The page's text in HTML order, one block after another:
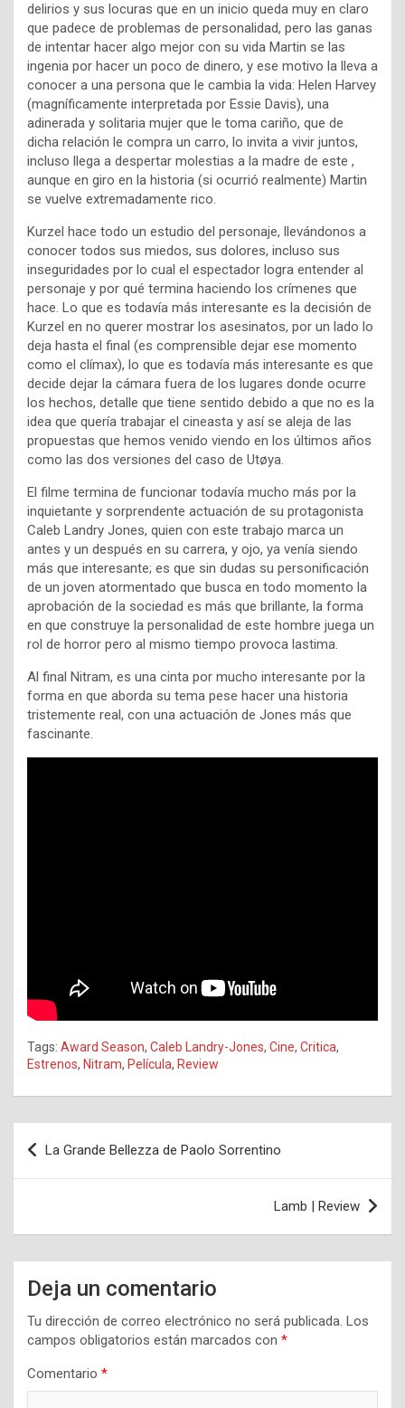
delirios y sus locuras que en un inicio queda muy en claro
que padece de problemas de personalidad, pero las ganas
de intentar hacer algo mejor con su vida Martin se las
ingenia por hacer un poco de dinero, y ese motivo la lleva a
conocer a una persona que le cambia la vida: Helen Harvey
(magníficamente interpretada por Essie Davis), una
adinerada y solitaria mujer que le toma cariño, que de
dicha relación le compra un carro, lo invita a vivir juntos,
incluso llega a despertar molestias a la madre de este ,
aunque en giro en la historia (si ocurrió realmente) Martin
se vuelve extremadamente rico.
Kurzel hace todo un estudio del personaje, llevándonos a
conocer todos sus miedos, sus dolores, incluso sus
inseguridades por lo cual el espectador logra entender al
personaje y por qué termina haciendo los crímenes que
hace. Lo que es todavía más interesante es la decisión de
Kurzel en no querer mostrar los asesinatos, por un lado lo
deja hasta el final (es comprensible dejar ese momento
como el clímax), lo que es todavía más interesante es que
decide dejar la cámara fuera de los lugares donde ocurre
los hechos, detalle que tiene sentido debido a que no es la
idea que quería trabajar el cineasta y así se aleja de las
propuestas que hemos venido viendo en los últimos años
como las dos versiones del caso de Utøya.
El filme termina de funcionar todavía mucho más por la
inquietante y sorprendente actuación de su protagonista
Caleb Landry Jones, quien con este trabajo marca un
antes y un después en su carrera, y ojo, ya venía siendo
más que interesante; es que sin dudas su personificación
de un joven atormentado que busca en todo momento la
aprobación de la sociedad es más que brillante, la forma
en que construye la personalidad de este hombre juega un
rol de horror pero al mismo tiempo provoca lastima.
Al final Nitram, es una cinta por mucho interesante por la
forma en que aborda su tema pese hacer una historia
tristemente real, con una actuación de Jones más que
fascinante.
Tags: Award Season, Caleb Landry-Jones, Cine, Critica,
Estrenos, Nitram, Película, Review
Navegación
de
La Grande Bellezza de Paolo Sorrentino
Lamb | Review
Deja un comentario
Tu dirección de correo electrónico no será publicada. Los
campos obligatorios están marcados con *
Comentario *